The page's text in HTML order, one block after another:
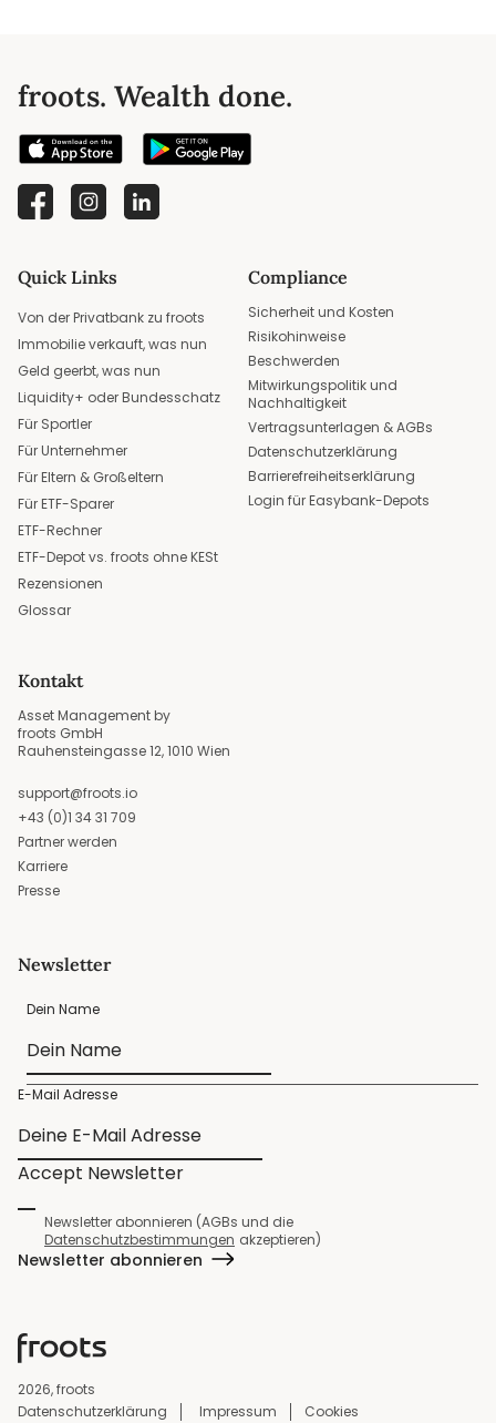
froots. Wealth done.
Quick Links
Von der Privatbank zu froots
Immobilie verkauft, was nun
Geld geerbt, was nun
Liquidity+ oder Bundesschatz
Für Sportler
Für Unternehmer
Für Eltern & Großeltern
Für ETF-Sparer
ETF-Rechner
ETF-Depot vs. froots ohne KESt
Rezensionen
Glossar
Compliance
Sicherheit und Kosten
Risikohinweise
Beschwerden
Mitwirkungspolitik und
Nachhaltigkeit
Vertragsunterlagen & AGBs
Datenschutzerklärung
Barrierefreiheitserklärung
Login für Easybank-Depots
Kontakt
Asset Management by
froots GmbH
Rauhensteingasse 12, 1010 Wien
support@froots.io
+43 (0)1 34 31 709
Partner werden
Karriere
Presse
Newsletter
Dein Name
E-Mail Adresse
Accept Newsletter
Newsletter abonnieren (AGBs und die
Datenschutzbestimmungen akzeptieren)
Newsletter abonnieren
2026, froots
Datenschutzerklärung
Impressum Cookies